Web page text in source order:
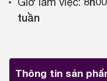
tuần
Thông tin sản